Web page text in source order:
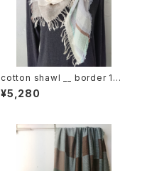
cotton shawl __ border 160
甘雨w
¥5,280